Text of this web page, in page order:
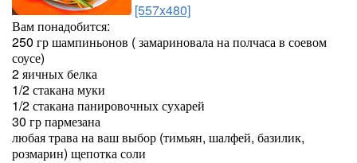
[557x480]
Вам понадобится:
250 гр шампиньонов ( замариновала на полчаса в соевом
соусе)
2 яичных белка
1/2 стакана муки
1/2 стакана панировочных сухарей
30 гр пармезана
любая трава на ваш выбор (тимьян, шалфей, базилик,
розмарин) щепотка соли